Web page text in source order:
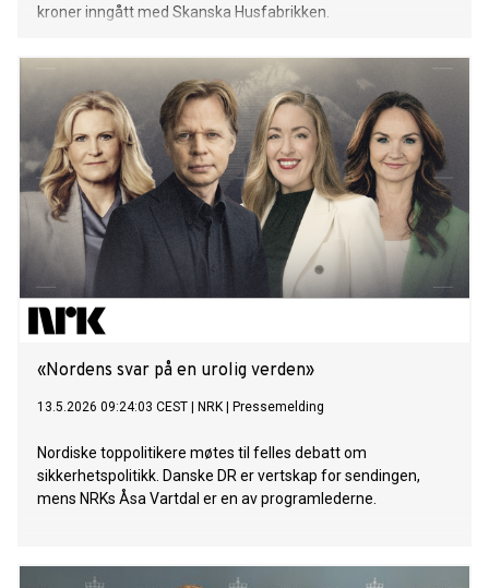
kroner inngått med Skanska Husfabrikken.
«Nordens svar på en urolig verden»
13.5.2026 09:24:03 CEST NRK Pressemelding
Nordiske toppolitikere møtes til felles debatt om
sikkerhetspolitikk. Danske DR er vertskap for sendingen,
mens NRKs Åsa Vartdal er en av programlederne.